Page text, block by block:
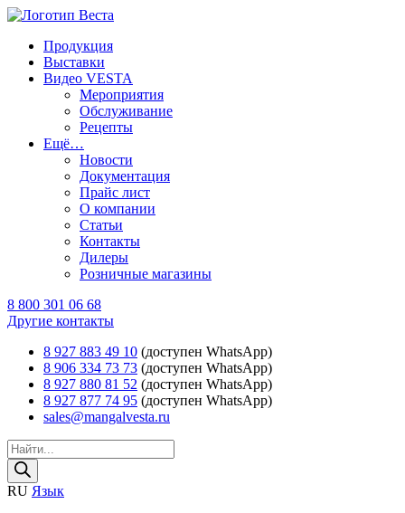
Продукция
Выставки
Видео VESTA
Мероприятия
Обслуживание
Рецепты
Ещё…
Новости
Документация
Прайс лист
О компании
Статьи
Контакты
Дилеры
Розничные магазины
8 800 301 06 68
Другие контакты
8 927 883 49 10 (доступен WhatsApp)
8 906 334 73 73 (доступен WhatsApp)
8 927 880 81 52 (доступен WhatsApp)
8 927 877 74 95 (доступен WhatsApp)
sales@mangalvesta.ru
Поиск
товаров
RU Язык